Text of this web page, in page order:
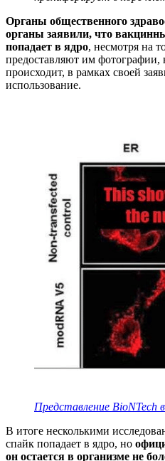
Органы общественного
органы заявили, что
попадает в ядро, несмотря на
предоставляют им фотографии,
происходит, в рамках своей
использование.
Представление BioNTech
В итоге несколькими
спайк попадает в ядро, но
он остается в организме не